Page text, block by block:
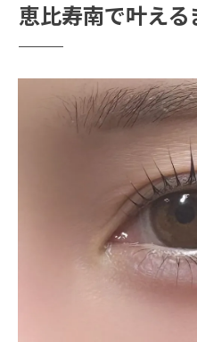
渋谷エリアで人気の
まつパ施術後の
渋谷エリアで安
まつパと相性が
まつパを長持ち
まつパが長持ちする
まつパ長持ちの
まつパ施術前後
まつパの持続効
恵比寿南で叶え